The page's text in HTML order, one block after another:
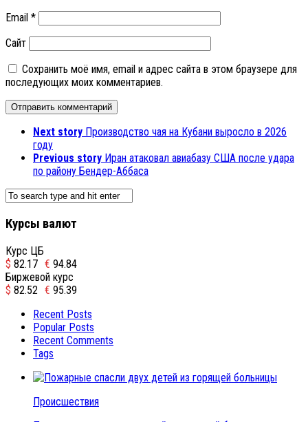
Email *
Сайт
Сохранить моё имя, email и адрес сайта в этом браузере для
последующих моих комментариев.
Next story Производство чая на Кубани выросло в 2026
году
Previous story Иран атаковал авиабазу США после удара
по району Бендер-Аббаса
Курсы валют
Курс ЦБ
$ 82.17 € 94.84
Биржевой курс
$ 82.52 € 95.39
Recent Posts
Popular Posts
Recent Comments
Tags
Происшествия